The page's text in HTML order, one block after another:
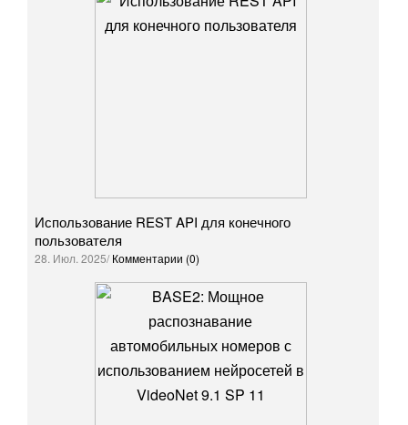
Использование REST API для конечного
пользователя
28. Июл. 2025/Комментарии (0)